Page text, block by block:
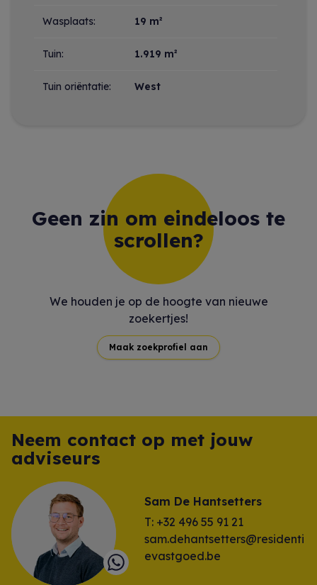
Wasplaats: 19 m²
Tuin: 1.919 m²
Tuin oriëntatie: West
Geen zin om eindeloos te
scrollen?
We houden je op de hoogte van nieuwe
zoekertjes!
Maak zoekprofiel aan
Neem contact op met jouw
adviseurs
Sam De Hantsetters
T: +32 496 55 91 21
sam.dehantsetters@residenti
evastgoed.be